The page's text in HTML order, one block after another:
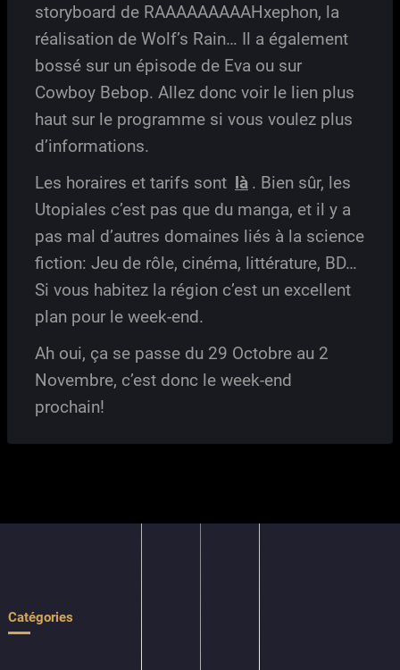
storyboard de RAAAAAAAAAHxephon, la
réalisation de Wolf’s Rain… Il a également
bossé sur un épisode de Eva ou sur
Cowboy Bebop. Allez donc voir le lien plus
haut sur le programme si vous voulez plus
d’informations.
Les horaires et tarifs sont là . Bien sûr, les
Utopiales c’est pas que du manga, et il y a
pas mal d’autres domaines liés à la science
fiction: Jeu de rôle, cinéma, littérature, BD…
Si vous habitez la région c’est un excellent
plan pour le week-end.
Ah oui, ça se passe du 29 Octobre au 2
Novembre, c’est donc le week-end
prochain!
Catégories